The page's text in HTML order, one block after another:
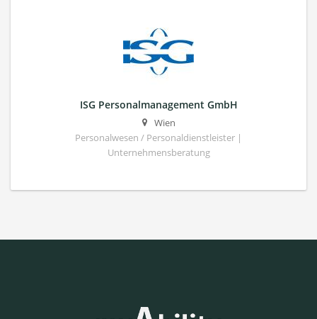
ISG Personalmanagement GmbH
Wien
Personalwesen / Personaldienstleister |
Unternehmensberatung